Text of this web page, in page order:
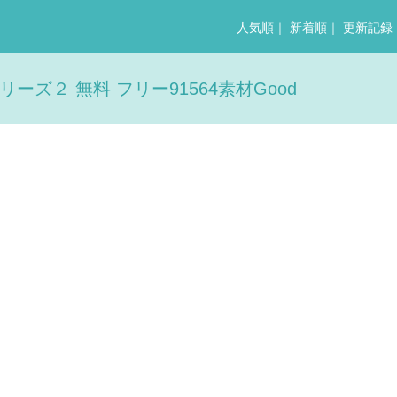
人気順 ｜ 新着順 ｜ 更新記録
ーズ２ 無料 フリー91564素材Good